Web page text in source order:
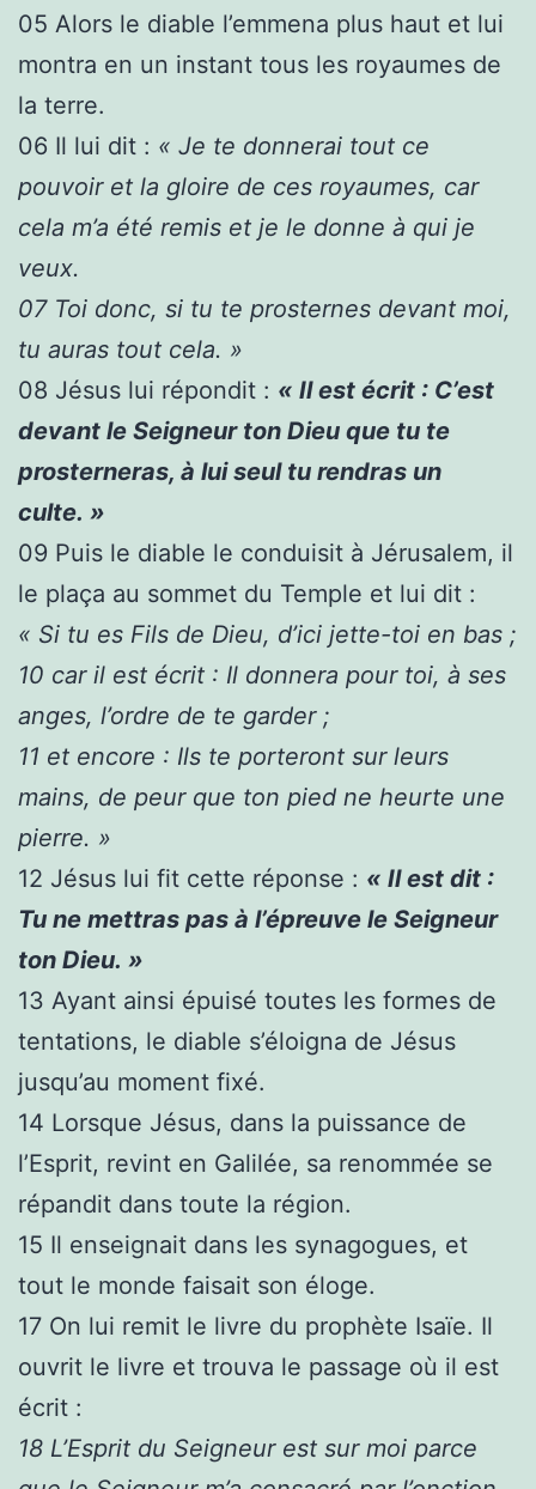
05 Alors le diable l’emmena plus haut et lui
montra en un instant tous les royaumes de
la terre.
06 Il lui dit : « Je te donnerai tout ce
pouvoir et la gloire de ces royaumes, car
cela m’a été remis et je le donne à qui je
veux.
07Toi donc, si tu te prosternes devant moi,
tu auras tout cela. »
08 Jésus lui répondit : « Il est écrit : C’est
devant le Seigneur ton Dieu que tu te
prosterneras, à lui seul tu rendras un
culte. »
09 Puis le diable le conduisit à Jérusalem, il
le plaça au sommet du Temple et lui dit :
« Si tu es Fils de Dieu, d’ici jette-toi en bas ;
10 car il est écrit : Il donnera pour toi, à ses
anges, l’ordre de te garder ;
11 et encore : Ils te porteront sur leurs
mains, de peur que ton pied ne heurte une
pierre. »
12 Jésus lui fit cette réponse : « Il est dit :
Tu ne mettras pas à l’épreuve le Seigneur
ton Dieu. »
13 Ayant ainsi épuisé toutes les formes de
tentations, le diable s’éloigna de Jésus
jusqu’au moment fixé.
14 Lorsque Jésus, dans la puissance de
l’Esprit, revint en Galilée, sa renommée se
répandit dans toute la région.
15 Il enseignait dans les synagogues, et
tout le monde faisait son éloge.
17 On lui remit le livre du prophète Isaïe. Il
ouvrit le livre et trouva le passage où il est
écrit :
18 L’Esprit du Seigneur est sur moi parce